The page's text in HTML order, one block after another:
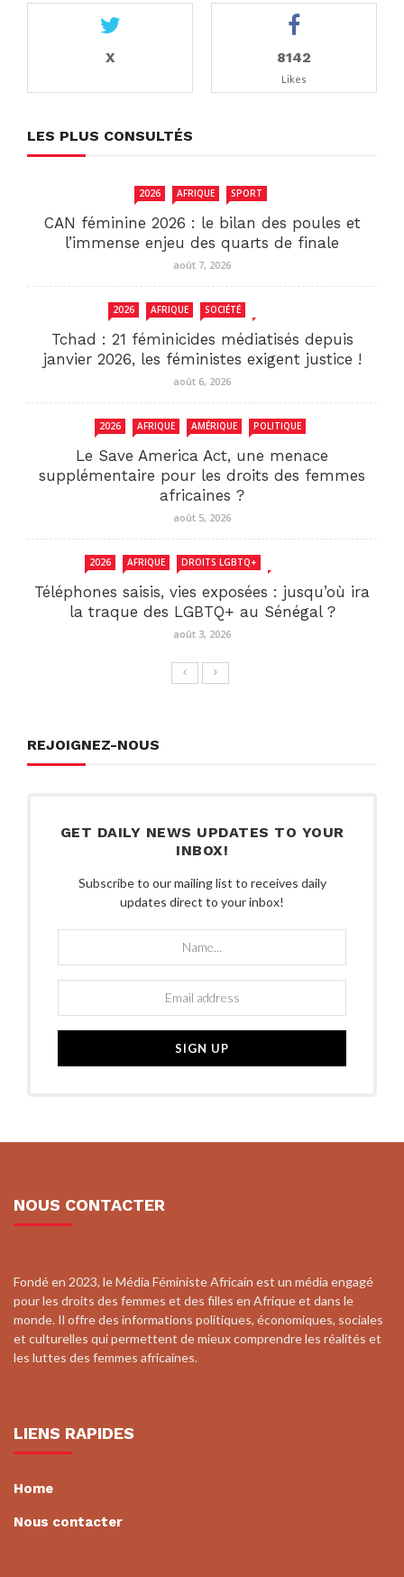
X 8142
Likes
LES PLUS CONSULTÉS
2026 AFRIQUE SPORT
CAN féminine 2026 : le bilan des poules et
l’immense enjeu des quarts de finale
août 7, 2026
2026 AFRIQUE SOCIÉTÉ
Tchad : 21 féminicides médiatisés depuis
janvier 2026, les féministes exigent justice !
août 6, 2026
2026 AFRIQUE AMÉRIQUE POLITIQUE
Le Save America Act, une menace
supplémentaire pour les droits des femmes
africaines ?
août 5, 2026
2026 AFRIQUE DROITS LGBTQ+
Téléphones saisis, vies exposées : jusqu’où ira
la traque des LGBTQ+ au Sénégal ?
août 3, 2026
REJOIGNEZ-NOUS
GET DAILY NEWS UPDATES TO YOUR
INBOX!
Subscribe to our mailing list to receives daily
updates direct to your inbox!
NOUS CONTACTER
Fondé en 2023, le Média Féministe Africain est un média engagé
pour les droits des femmes et des filles en Afrique et dans le
monde. Il offre des informations politiques, économiques, sociales
et culturelles qui permettent de mieux comprendre les réalités et
les luttes des femmes africaines.
LIENS RAPIDES
Home
Nous contacter